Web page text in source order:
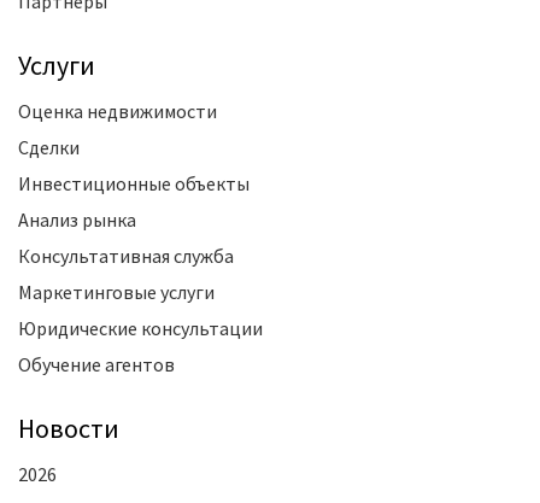
Услуги
Оценка недвижимости
Сделки
Инвестиционные объекты
Анализ рынка
Консультативная служба
Маркетинговые услуги
Юридические консультации
Обучение агентов
Новости
2026